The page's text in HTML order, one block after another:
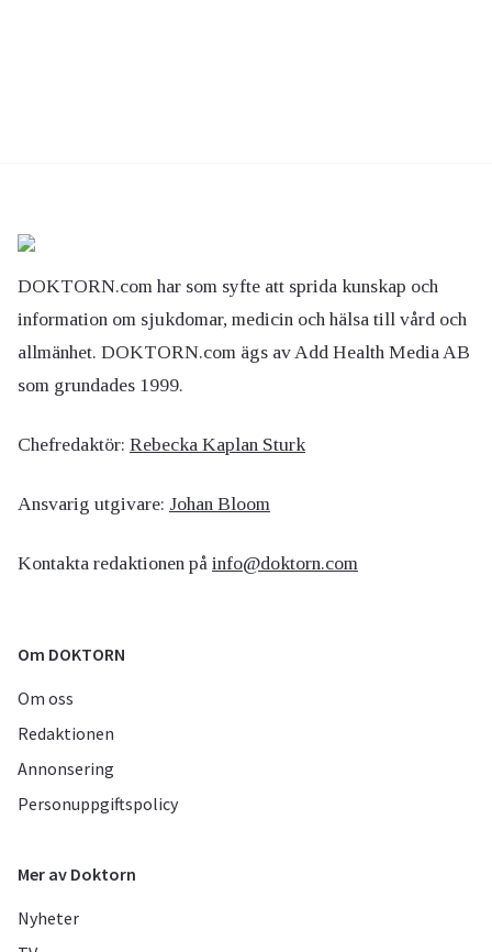
DOKTORN.com har som syfte att sprida kunskap och
information om sjukdomar, medicin och hälsa till vård och
allmänhet. DOKTORN.com ägs av Add Health Media AB
som grundades 1999.
Chefredaktör: Rebecka Kaplan Sturk
Ansvarig utgivare: Johan Bloom
Kontakta redaktionen på info@doktorn.com
Om DOKTORN
Om oss
Redaktionen
Annonsering
Personuppgiftspolicy
Mer av Doktorn
Nyheter